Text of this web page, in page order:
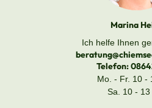
Marina
Ich helfe Ihnen
Telefon:
Mo. - Fr. 10 -
Sa. 10 - 13